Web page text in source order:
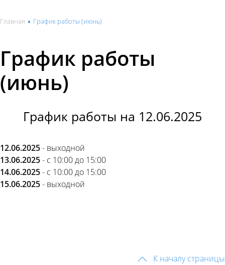
Главная • График работы (июнь)
График работы
(июнь)
График работы на 12.06.2025
12.06.2025- выходной
13.06.2025- с 10:00 до 15:00
14.06.2025- с 10:00 до 15:00
15.06.2025- выходной
К началу страницы